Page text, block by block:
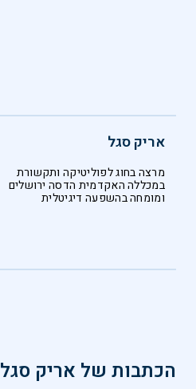
אריק סגל
מרצה בחוג לפוליטיקה ותקשורת
במכללה האקדמית הדסה ירושלים
ומומחה בהשפעה דיגיטלית
הכתבות של אריק סגל